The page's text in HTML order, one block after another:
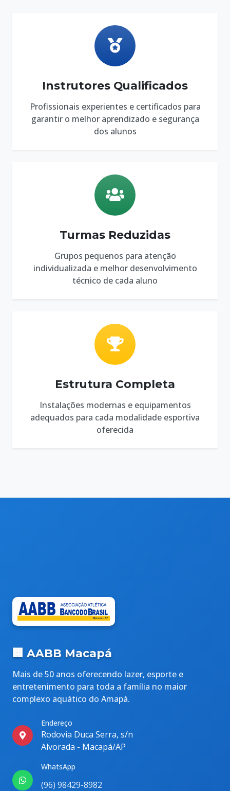
Instrutores Qualificados
Profissionais experientes e certificados para
garantir o melhor aprendizado e segurança
dos alunos
Turmas Reduzidas
Grupos pequenos para atenção
individualizada e melhor desenvolvimento
técnico de cada aluno
Estrutura Completa
Instalações modernas e equipamentos
adequados para cada modalidade esportiva
oferecida
🏢 AABB Macapá
Mais de 50 anos oferecendo lazer, esporte e
entretenimento para toda a família no maior
complexo aquático do Amapá.
Endereço
Rodovia Duca Serra, s/n
Alvorada - Macapá/AP
WhatsApp
(96) 98429-8982